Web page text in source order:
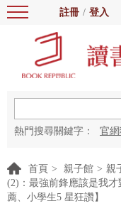
註冊 / 登入
熱門搜尋關鍵字： 官
首頁 > 親子館 > 親
(2)：最強前鋒應該是我
薦、小學生5 星狂讚】